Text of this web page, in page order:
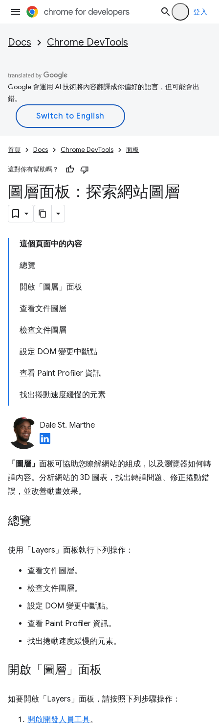
登入
Docs Chrome DevTools
Google 會運用 AI 技術將內容翻譯成你偏好的語言，但可能會出
錯。
首頁 Docs Chrome DevTools 面板
這對你有幫助嗎？
圖層面板：探索網站圖層
這個頁面中的內容
總覽
開啟「圖層」面板
查看文件圖層
檢查文件圖層
設定 DOM 變更中斷點
查看 Paint Profiler 資訊
找出捲動速度緩慢的元素
Dale St. Marthe
「圖層」 面板可協助您瞭解網站的組成，以及瀏覽器如何轉
譯內容。分析網站的 3D 圖表，找出轉譯問題、修正捲動錯
誤，並改善動畫效果。
總覽
使用「Layers」 面板執行下列操作：
查看文件圖層。
檢查文件圖層。
設定 DOM 變更中斷點。
查看 Paint Profiler 資訊。
找出捲動速度緩慢的元素。
開啟「圖層」面板
如要開啟「Layers」 面板，請按照下列步驟操作：
開啟開發人員工具。